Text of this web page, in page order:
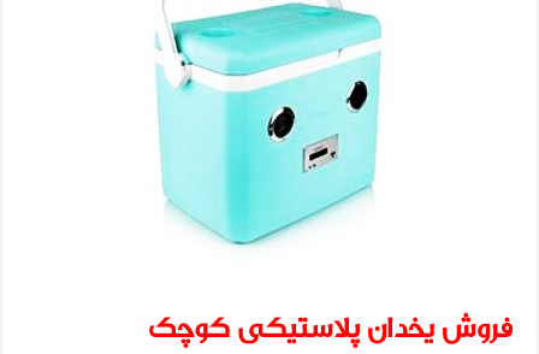
فروش یخدان پلاستیکی کوچک